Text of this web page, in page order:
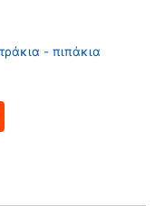
- πιπάκια